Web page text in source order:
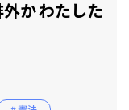
外か わたした